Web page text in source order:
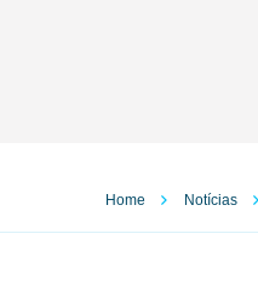
Home Notícias